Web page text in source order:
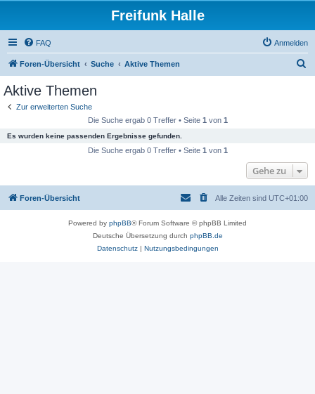
Freifunk Halle
FAQ Anmelden
Foren-Übersicht Suche Aktive Themen
Aktive Themen
Zur erweiterten Suche
Die Suche ergab 0 Treffer • Seite 1 von 1
Es wurden keine passenden Ergebnisse gefunden.
Die Suche ergab 0 Treffer • Seite 1 von 1
Gehe zu
Foren-Übersicht Alle Zeiten sind UTC+01:00
Powered by phpBB® Forum Software © phpBB Limited
Deutsche Übersetzung durch phpBB.de
Datenschutz| Nutzungsbedingungen